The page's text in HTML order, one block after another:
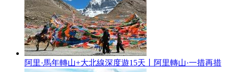
阿里·馬年轉山+大北線深度遊15天丨阿里轉山·一措再措